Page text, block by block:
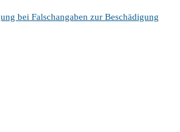
bei Falschangaben zur Beschädigung